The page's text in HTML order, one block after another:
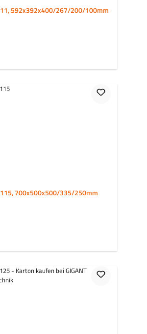
592x392x400/267/200/100mm
700x500x500/335/250mm